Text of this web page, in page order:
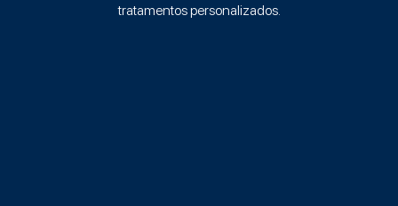
tratamentos personalizados.